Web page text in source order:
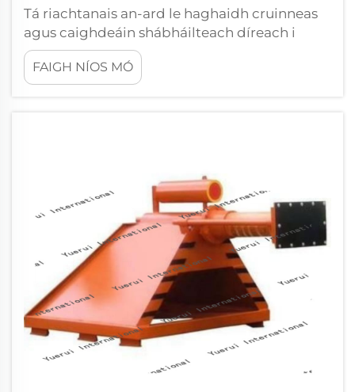
Tá riachtanais an-ard le haghaidh cruinneas
agus caighdeáin shábháilteach díreach i
dtógáil iarnróid chomhaimseartha chun
líonraí iompair iontaofa a chinntiú. Tá bunús
tógála rialach na ráile bunaithe ar rogha
FAIGH NÍOS MÓ